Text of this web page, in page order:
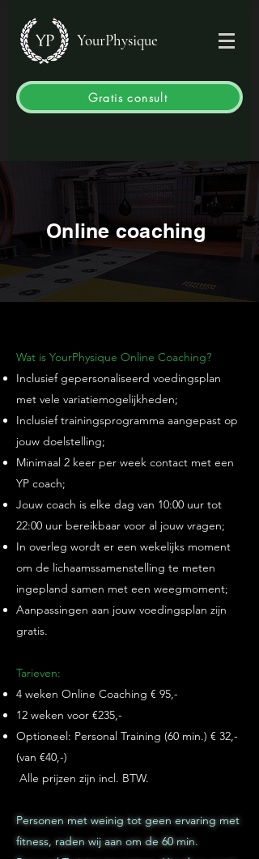
YourPhysique
Gratis consult
Online coaching
Wat is YourPhysique Online Coaching?
Inclusief gepersonaliseerd voedingsplan
met vele variatiemogelijkheden;
Inclusief trainingsprogramma aangepast op
jouw doelstelling;
Minimaal 2 keer per week contact met een
YP coach;
Jouw coach is elke dag van 10:00 uur tot
22:00 uur bereikbaar voor al jouw vragen;
In overleg wordt er een wekelijks moment
om de lichaamssamenstelling te meten
ingepland samen met een weegmoment;
Aanpassingen aan jouw voedingsplan zijn
gratis.
Tarieven:
4 weken Online Coaching € 95,-
12 weken voor €235,-
Optioneel: Personal Training (60 min.) € 32,-
(van €40,-)
Alle prijzen zijn incl. BTW.
Personen met weinig tot geen ervaring met
fitness, raden wij aan om de 60 min.